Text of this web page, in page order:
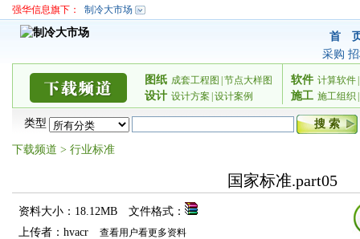
强华信息旗下： 制冷大市场
首
采购
图纸 成套工程图 节点大样图
设计 设计方案 设计案例
软件 计算软件
施工 施工组织
类型
下载频道 > 行业标准
国家标准.part05
资料大小：18.12MB
文件格式：
上传者：hvacr
查看用户看更多资料